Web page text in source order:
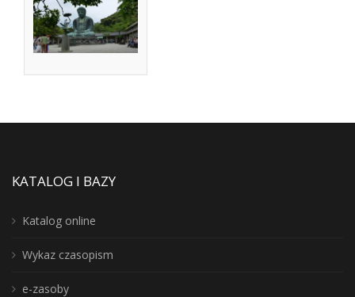
KATALOG I BAZY
Katalog online
Wykaz czasopism
e-zasoby